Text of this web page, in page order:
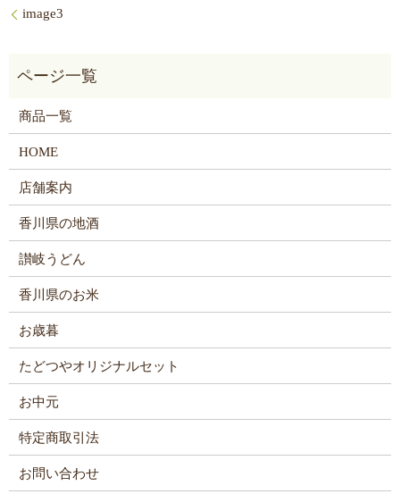
image3
商品一覧
HOME
店舗案内
香川県の地酒
讃岐うどん
香川県のお米
お歳暮
たどつやオリジナルセット
お中元
特定商取引法
お問い合わせ